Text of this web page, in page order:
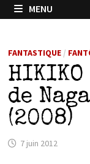
MENU
FANTASTIQUE/
HIKIKO
de
(2008)
7 juin 2012